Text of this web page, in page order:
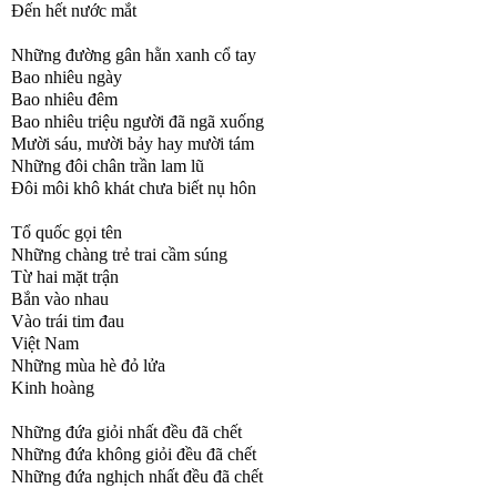
Đến hết nước mắt
Những đường gân hằn xanh cổ tay
Bao nhiêu ngày
Bao nhiêu đêm
Bao nhiêu triệu người đã ngã xuống
Mười sáu, mười bảy hay mười tám
Những đôi chân trần lam lũ
Đôi môi khô khát chưa biết nụ hôn
Tổ quốc gọi tên
Những chàng trẻ trai cầm súng
Từ hai mặt trận
Bắn vào nhau
Vào trái tim đau
Việt Nam
Những mùa hè đỏ lửa
Kinh hoàng
Những đứa giỏi nhất đều đã chết
Những đứa không giỏi đều đã chết
Những đứa nghịch nhất đều đã chết